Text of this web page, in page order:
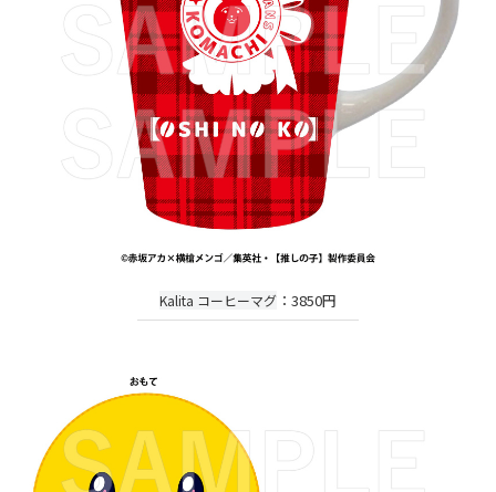
Kalita コーヒーマグ ：3850円